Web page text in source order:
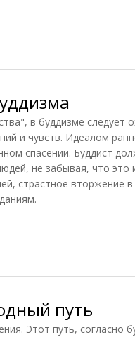
в буддизме следует
и чувств. Идеалом
спасении. Буддист
не забывая, что это
страстное вторжение
путь
Этот путь, согласно